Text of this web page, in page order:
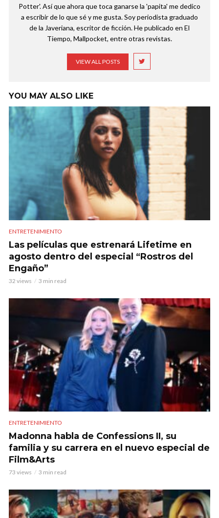
Potter'. Así que ahora que toca ganarse la 'papita' me dedico
a escribir de lo que sé y me gusta. Soy periodista graduado
de la Javeriana, escritor de ficción. He publicado en El
Tiempo, Mallpocket, entre otras revistas.
VIEW ALL POSTS
YOU MAY ALSO LIKE
ENTRETENIMIENTO
Las películas que estrenará Lifetime en
agosto dentro del especial “Rostros del
Engaño”
32 views 3 min read
ENTRETENIMIENTO
Madonna habla de Confessions II, su
familia y su carrera en el nuevo especial de
Film&Arts
73 views 3 min read